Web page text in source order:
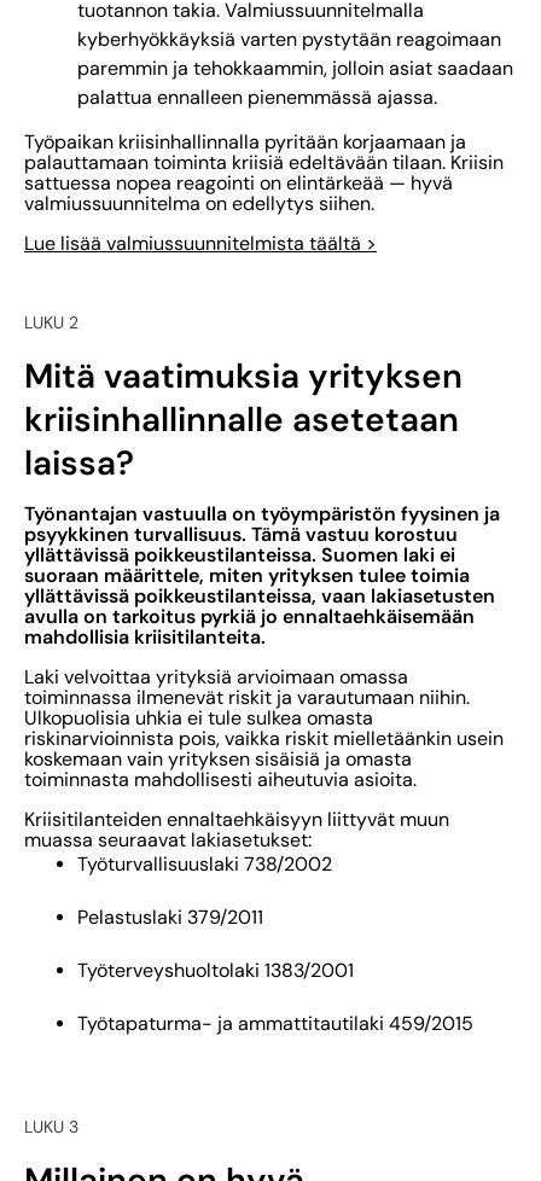
tuotannon takia. Valmiussuunnitelmalla
kyberhyökkäyksiä varten pystytään reagoimaan
paremmin ja tehokkaammin, jolloin asiat saadaan
palattua ennalleen pienemmässä ajassa.
Työpaikan kriisinhallinnalla pyritään korjaamaan ja
palauttamaan toiminta kriisiä edeltävään tilaan. Kriisin
sattuessa nopea reagointi on elintärkeää — hyvä
valmiussuunnitelma on edellytys siihen.
Lue lisää valmiussuunnitelmista täältä >
LUKU 2
Mitä vaatimuksia yrityksen
kriisinhallinnalle asetetaan
laissa?
Työnantajan vastuulla on työympäristön fyysinen ja
psyykkinen turvallisuus. Tämä vastuu korostuu
yllättävissä poikkeustilanteissa. Suomen laki ei
suoraan määrittele, miten yrityksen tulee toimia
yllättävissä poikkeustilanteissa, vaan lakiasetusten
avulla on tarkoitus pyrkiä jo ennaltaehkäisemään
mahdollisia kriisitilanteita.
Laki velvoittaa yrityksiä arvioimaan omassa
toiminnassa ilmenevät riskit ja varautumaan niihin.
Ulkopuolisia uhkia ei tule sulkea omasta
riskinarvioinnista pois, vaikka riskit mielletäänkin usein
koskemaan vain yrityksen sisäisiä ja omasta
toiminnasta mahdollisesti aiheutuvia asioita.
Kriisitilanteiden ennaltaehkäisyyn liittyvät muun
muassa seuraavat lakiasetukset:
Työturvallisuuslaki 738/2002
Pelastuslaki 379/2011
Työterveyshuoltolaki 1383/2001
Työtapaturma- ja ammattitautilaki 459/2015
LUKU 3